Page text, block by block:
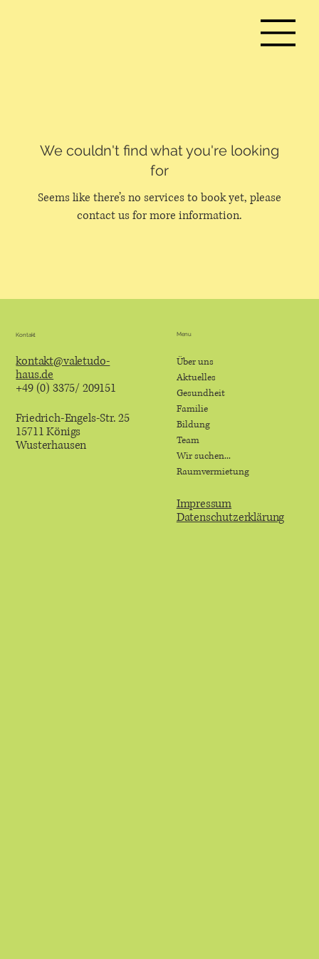
We couldn't find what you're looking
for
Seems like there’s no services to book yet, please
contact us for more information.
Kontakt
kontakt@valetudo-
haus.de
+49 (0) 3375/ 209151
Friedrich-Engels-Str. 25
15711 Königs
Wusterhausen
Menu
Über uns
Aktuelles
Gesundheit
Familie
Bildung
Team
Wir suchen...
Raumvermietung
Impressum
Datenschutzerklärung